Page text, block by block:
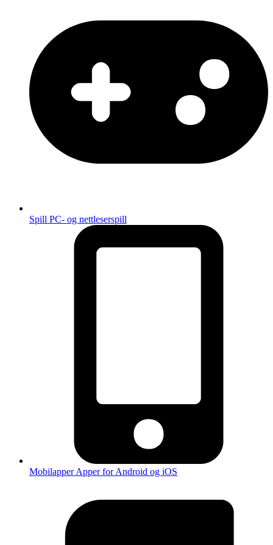
Spill PC- og nettleserspill
MobilapperApper for Android og iOS